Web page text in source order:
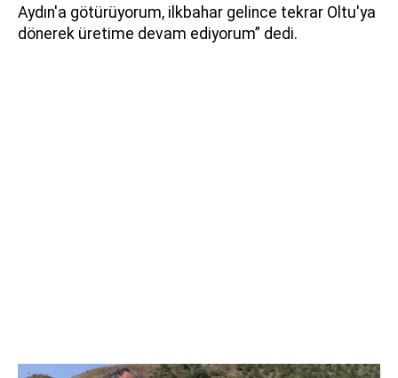
Aydın'a götürüyorum, ilkbahar gelince tekrar Oltu'ya
dönerek üretime devam ediyorum” dedi.